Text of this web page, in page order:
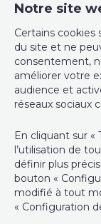
Notre site
Certains
du site et ne
consentement,
améliorer votre
audience et
réseaux sociaux
En cliquant sur «
l’utilisation de
définir plus
bouton «
modifié à tout
« Configuration
Place du Trône
Couverture
Les services et
l’agence
précisément et